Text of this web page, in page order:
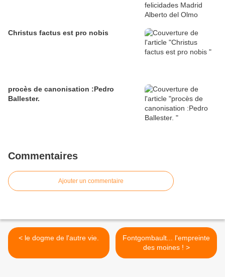
Christus factus est pro nobis
procès de canonisation :Pedro
Ballester.
Commentaires
Ajouter un commentaire
< le dogme de l'autre vie.
Fontgombault... l'empreinte
des moines ! >